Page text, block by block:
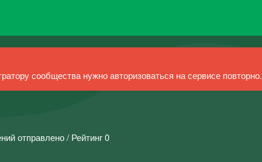
сообщества нужно авторизоваться на сервисе повторно.
отправлено / Рейтинг 0